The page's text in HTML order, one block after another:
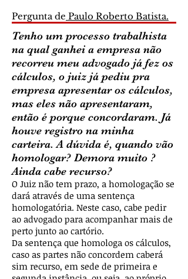
Pergunta de Paulo Roberto Batista.
Tenho um processo trabalhista
na qual ganhei a empresa não
recorreu meu advogado já fez os
cálculos, o juiz já pediu pra
empresa apresentar os cálculos,
mas eles não apresentaram,
então é porque concordaram. Já
houve registro na minha
carteira. A dúvida é, quando vão
homologar? Demora muito ?
Ainda cabe recurso?
O Juiz não tem prazo, a homologação se
dará através de uma sentença
homologatória. Neste caso, cabe pedir
ao advogado para acompanhar mais de
perto junto ao cartório.
Da sentença que homologa os cálculos,
caso as partes não concordem caberá
sim recurso, em sede de primeira e